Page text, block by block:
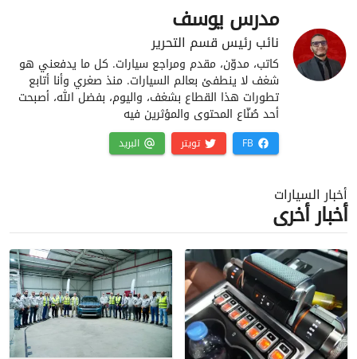
مدرس يوسف
نائب رئيس قسم التحرير
كاتب، مدوّن، مقدم ومراجع سيارات. كل ما يدفعني هو
شغف لا ينطفئ بعالم السيارات. منذ صغري وأنا أتابع
تطورات هذا القطاع بشغف، واليوم، بفضل الله، أصبحت
أحد صُنّاع المحتوى والمؤثرين فيه
FB تويتر البريد
أخبار السيارات
أخبار أخرى